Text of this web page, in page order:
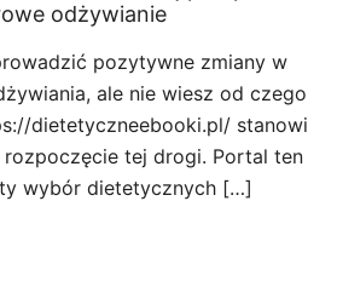
odżywianie
pozytywne zmiany w
ale nie wiesz od czego
dietetyczneebooki.pl/ stanowi
rozpoczęcie tej drogi. Portal ten
wybór dietetycznych […]